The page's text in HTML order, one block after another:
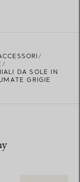
DA SOLE IN
GRIGIE